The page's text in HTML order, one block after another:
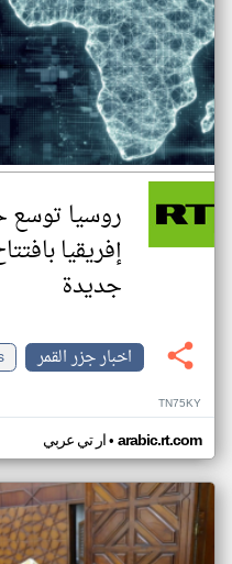
روسيا توسع
جديدة
اخبار جزر القمر
TN75KY
ار تي عربي• arabic.rt.com